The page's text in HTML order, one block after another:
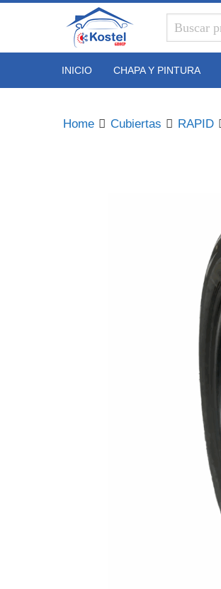
INICIO CHAPA Y PINTURA
Home Cubiertas RAPID